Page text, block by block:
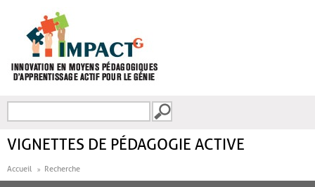
FORMULAIRE DE
VIGNETTES DE PÉDAGOGIE ACTIVE
Accueil Recherche